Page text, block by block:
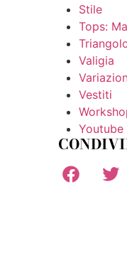
Stile
Tops:
Valigia
Vestiti
Youtube